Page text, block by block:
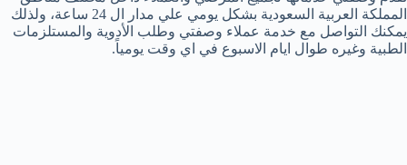
المملكة العربية السعودية بشكل يومي علي مدار ال 24 ساعة، ولذلك
يمكنك التواصل مع خدمة عملاء وصفتي وطلب الأدوية والمستلزمات
الطبية وغيره طوال ايام الاسبوع في اي وقت يومياً.